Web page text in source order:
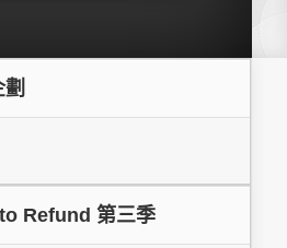
Refund 第三季